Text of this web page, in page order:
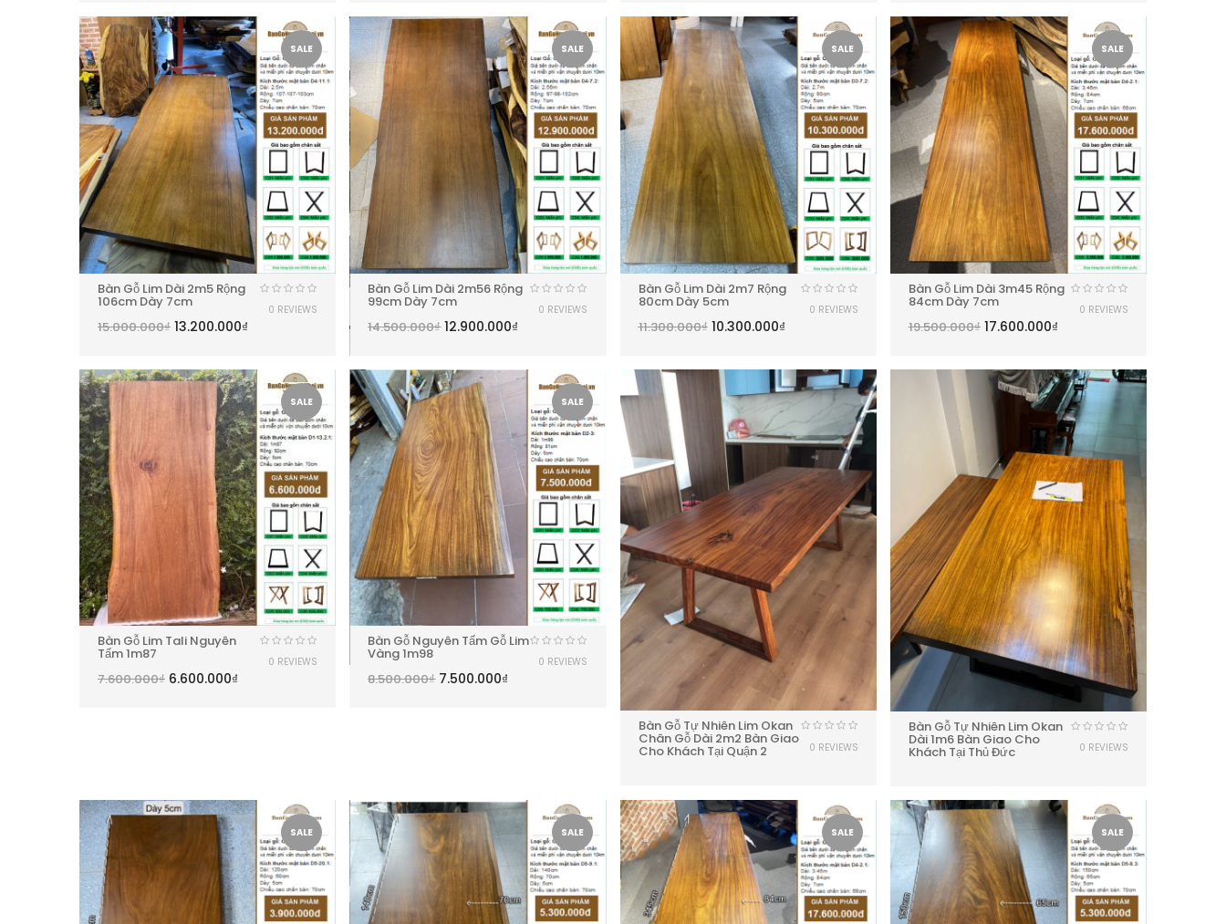
SALE
Bàn Gỗ Lim Dài 2m5 Rộng
106cm Dày 7cm
15.000.000₫ 13.200.000₫
0 REVIEWS
SALE
Bàn Gỗ Lim Dài 2m56 Rộng
99cm Dày 7cm
14.500.000₫ 12.900.000₫
0 REVIEWS
SALE
Bàn Gỗ Lim Dài 2m7 Rộng
80cm Dày 5cm
11.300.000₫ 10.300.000₫
0 REVIEWS
SALE
Bàn Gỗ Lim Dài 3m45 Rộng
84cm Dày 7cm
19.500.000₫ 17.600.000₫
0 REVIEWS
SALE
Bàn Gỗ Lim Tali Nguyên
Tấm 1m87
7.600.000₫ 6.600.000₫
0 REVIEWS
SALE
Bàn Gỗ Nguyên Tấm Gỗ Lim
Vàng 1m98
8.500.000₫ 7.500.000₫
0 REVIEWS
Bàn Gỗ Tự Nhiên Lim Okan
Chân Gỗ Dài 2m2 Bàn Giao
Cho Khách Tại Quận 2 0 REVIEWS
Bàn Gỗ Tự Nhiên Lim Okan
Dài 1m6 Bàn Giao Cho
Khách Tại Thủ Đức 0 REVIEWS
SALE SALE SALE SALE